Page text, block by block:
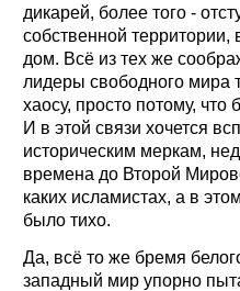
дикарей, более того -
собственной территории,
дом. Всё из тех же
лидеры свободного
хаосу, просто потому, что
И в этой связи хочется
историческим меркам,
времена до Второй
каких исламистах, а в
было тихо.
Да, всё то же бремя
западный мир упорно